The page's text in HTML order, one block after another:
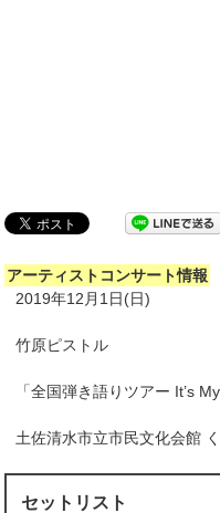
アーティストコンサート情報
2019年12月1日(日)
竹原ピストル
「全国弾き語りツアー It’s My
土佐清水市立市民文化会館
セットリスト